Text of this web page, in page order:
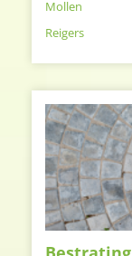
Mollen
Reigers